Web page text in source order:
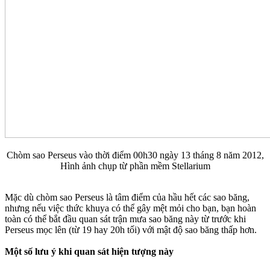
Chòm sao Perseus vào thời điểm 00h30 ngày 13 tháng 8 năm 2012,
Hình ảnh chụp từ phần mềm Stellarium
Mặc dù chòm sao Perseus là tâm điểm của hầu hết các sao băng,
nhưng nếu việc thức khuya có thể gây mệt mỏi cho bạn, bạn hoàn
toàn có thể bắt đầu quan sát trận mưa sao băng này từ trước khi
Perseus mọc lên (từ 19 hay 20h tối) với mật độ sao băng thấp hơn.
Một số lưu ý khi quan sát hiện tượng này